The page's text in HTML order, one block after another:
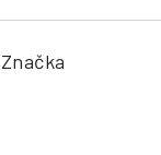
Značka